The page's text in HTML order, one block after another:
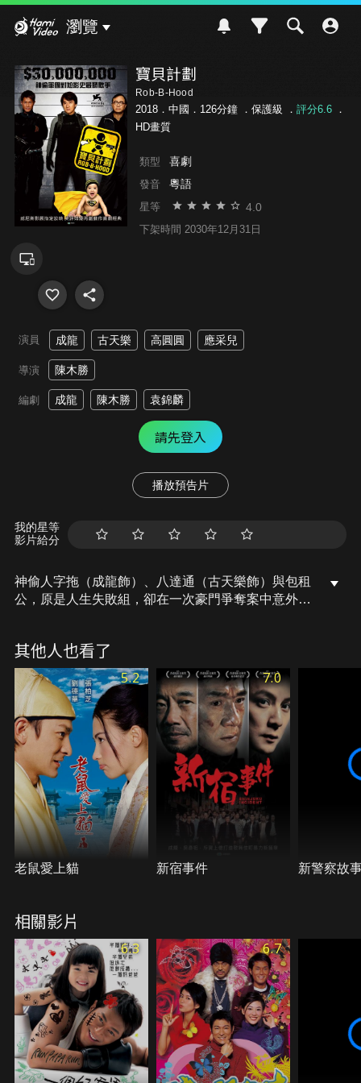
瀏覽
寶貝計劃
Rob-B-Hood
2018．中國．126分鐘 ． 保護級 ． 評分6.6．
HD畫質
類型 喜劇
發音 粵語
星等 4.0
下架時間 2030年12月31日
演員 成龍 古天樂 高圓圓 應采兒
導演 陳木勝
編劇 成龍 陳木勝 袁錦麟
請先登入
播放預告片
我的星等
影片給分
神偷人字拖（成龍飾）、八達通（古天樂飾）與包租
公，原是人生失敗組，卻在一次豪門爭奪案中意外偷
挾持，要脅交出嬰兒，揭開這孩子不凡的身世。面對
生命威脅與親情牽絆，這群神偷該如何守護最純真的
人質？
其他人也看了
5.2
老鼠愛上貓
7.0
新宿事件 新警察故
相關影片
6.3 6.7